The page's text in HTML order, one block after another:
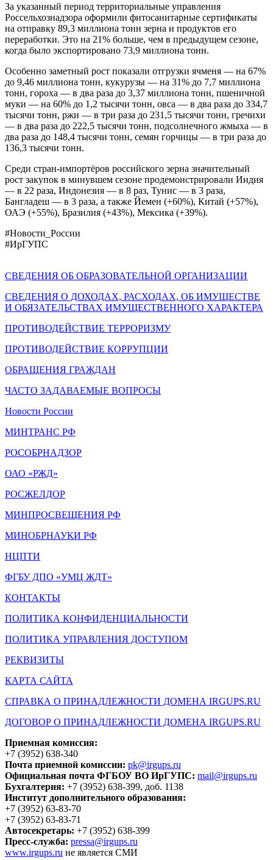
За указанный период территориальные управления
Россельхознадзора оформили фитосанитарные сертификаты
на отправку 89,3 миллиона тонн зерна и продуктов его
переработки. Это на 21% больше, чем в предыдущем сезоне,
когда было экспортировано 73,9 миллиона тонн.
Особенно заметный рост показали отгрузки ячменя — на 67%
до 9,46 миллиона тонн, кукурузы — на 31% до 7,7 миллиона
тонн, гороха — в два раза до 3,37 миллиона тонн, пшеничной
муки — на 60% до 1,2 тысячи тонн, овса — в два раза до 334,7
тысячи тонн, ржи — в три раза до 231,5 тысячи тонн, гречихи
— в два раза до 222,5 тысячи тонн, подсолнечного жмыха — в
два раза до 148,4 тысячи тонн, семян горчицы — в три раза до
136,3 тысячи тонн.
Среди стран-импортёров российского зерна значительный
рост закупок в минувшем сезоне продемонстрировали Индия
— в 22 раза, Индонезия — в 8 раз, Тунис — в 3 раза,
Бангладеш — в 3 раза, а также Йемен (+60%), Китай (+57%),
ОАЭ (+55%), Бразилия (+43%), Мексика (+39%).
#Новости_России
#ИрГУПС
СВЕДЕНИЯ ОБ ОБРАЗОВАТЕЛЬНОЙ ОРГАНИЗАЦИИ
СВЕДЕНИЯ О ДОХОДАХ, РАСХОДАХ, ОБ ИМУЩЕСТВЕ
И ОБЯЗАТЕЛЬСТВАХ ИМУЩЕСТВЕННОГО ХАРАКТЕРА
ПРОТИВОДЕЙСТВИЕ ТЕРРОРИЗМУ
ПРОТИВОДЕЙСТВИЕ КОРРУПЦИИ
ОБРАЩЕНИЯ ГРАЖДАН
ЧАСТО ЗАДАВАЕМЫЕ ВОПРОСЫ
Новости России
МИНТРАНС РФ
РОСОБРНАДЗОР
ОАО «РЖД»
РОСЖЕЛДОР
МИНПРОСВЕЩЕНИЯ РФ
МИНОБРНАУКИ РФ
НЦПТИ
ФГБУ ДПО «УМЦ ЖДТ»
КОНТАКТЫ
ПОЛИТИКА КОНФИДЕНЦИАЛЬНОСТИ
ПОЛИТИКА УПРАВЛЕНИЯ ДОСТУПОМ
РЕКВИЗИТЫ
КАРТА САЙТА
СПРАВКА О ПРИНАДЛЕЖНОСТИ ДОМЕНА IRGUPS.RU
ДОГОВОР О ПРИНАДЛЕЖНОСТИ ДОМЕНА IRGUPS.RU
Приемная комиссия:
+7 (3952) 638-340
Почта приемной комиссии: pk@irgups.ru
Официальная почта ФГБОУ ВО ИрГУПС: mail@irgups.ru
Бухгалтерия: +7 (3952) 638-399, доб. 1138
Институт дополнительного образования:
+7 (3952) 63-83-70
+7 (3952) 63-83-71
Автосекретарь: +7 (3952) 638-399
Пресс-служба: pressa@irgups.ru
www.irgups.ru не является СМИ